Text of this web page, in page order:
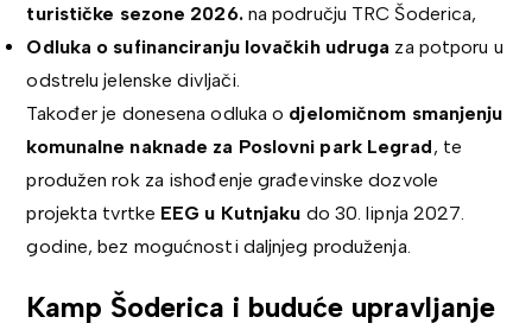
turističke sezone 2026.na području TRC Šoderica,
Odluka o sufinanciranju lovačkih udruga za potporu u
odstrelu jelenske divljači.
Također je donesena odluka o djelomičnom smanjenju
komunalne naknade za Poslovni park Legrad, te
produžen rok za ishođenje građevinske dozvole
projekta tvrtke EEG u Kutnjaku do 30. lipnja 2027.
godine, bez mogućnosti daljnjeg produženja.
Kamp Šoderica i buduće upravljanje